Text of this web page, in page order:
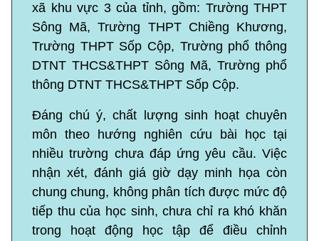
xã khu vực 3 của tỉnh, gồm: Trường THPT
Sông Mã, Trường THPT Chiềng Khương,
Trường THPT Sốp Cộp, Trường phổ thông
DTNT THCS&THPT Sông Mã, Trường phổ
thông DTNT THCS&THPT Sốp Cộp.
Đáng chú ý, chất lượng sinh hoạt chuyên
môn theo hướng nghiên cứu bài học tại
nhiều trường chưa đáp ứng yêu cầu. Việc
nhận xét, đánh giá giờ dạy minh họa còn
chung chung, không phân tích được mức độ
tiếp thu của học sinh, chưa chỉ ra khó khăn
trong hoạt động học tập để điều chỉnh